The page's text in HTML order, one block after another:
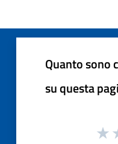
Quanto sono
su questa